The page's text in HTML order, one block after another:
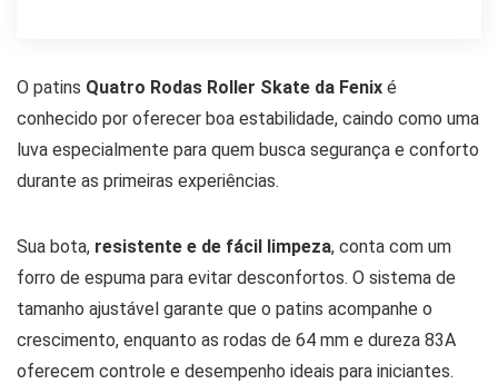
O patins Quatro Rodas Roller Skate da Fenix é
conhecido por oferecer boa estabilidade, caindo como uma
luva especialmente para quem busca segurança e conforto
durante as primeiras experiências.
Sua bota, resistente e de fácil limpeza, conta com um
forro de espuma para evitar desconfortos. O sistema de
tamanho ajustável garante que o patins acompanhe o
crescimento, enquanto as rodas de 64 mm e dureza 83A
oferecem controle e desempenho ideais para iniciantes.